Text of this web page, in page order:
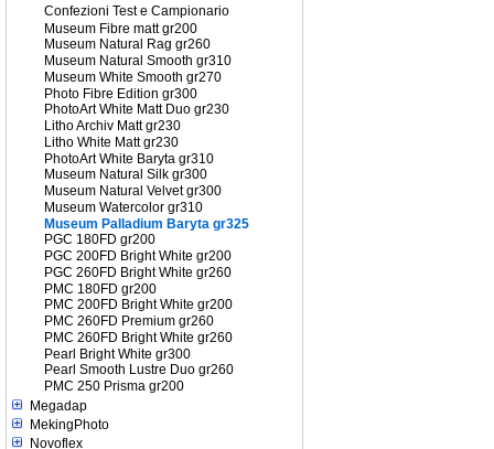
Confezioni Test e Campionario
Museum Fibre matt gr200
Museum Natural Rag gr260
Museum Natural Smooth gr310
Museum White Smooth gr270
Photo Fibre Edition gr300
PhotoArt White Matt Duo gr230
Litho Archiv Matt gr230
Litho White Matt gr230
PhotoArt White Baryta gr310
Museum Natural Silk gr300
Museum Natural Velvet gr300
Museum Watercolor gr310
Museum Palladium Baryta gr325
PGC 180FD gr200
PGC 200FD Bright White gr200
PGC 260FD Bright White gr260
PMC 180FD gr200
PMC 200FD Bright White gr200
PMC 260FD Premium gr260
PMC 260FD Bright White gr260
Pearl Bright White gr300
Pearl Smooth Lustre Duo gr260
PMC 250 Prisma gr200
Megadap
MekingPhoto
Novoflex